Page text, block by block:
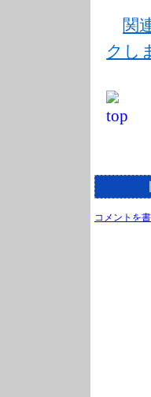
関
クし
コメントを書